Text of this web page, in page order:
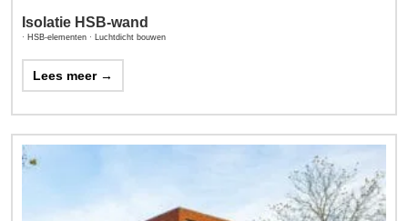
Isolatie HSB-wand
· HSB-elementen · Luchtdicht bouwen
Lees meer →